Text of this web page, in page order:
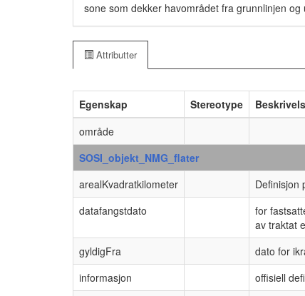
sone som dekker havområdet fra grunnlinjen
Attributter
Egenskap Stereotype
område
SOSI_objekt_NMG_flater
arealKvadratkilometer
Definisjon
datafangstdato
for
av traktat
gyldigFra dato for
informasjon
offisiell